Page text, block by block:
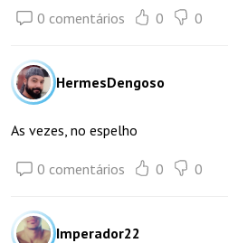
0 comentários 0 0
HermesDengoso
As vezes, no espelho
0 comentários 0 0
Imperador22